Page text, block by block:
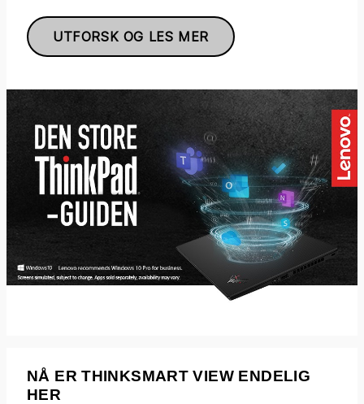
UTFORSK OG LES MER
NÅ ER THINKSMART VIEW ENDELIG
HER